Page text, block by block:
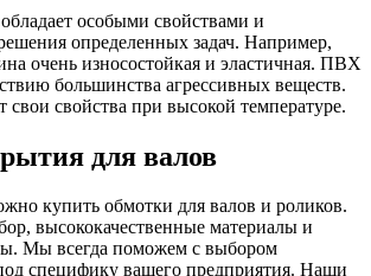
особыми свойствами и
определенных задач. Например,
очень износостойкая и эластичная. ПВХ
большинства агрессивных веществ.
свои свойства при высокой температуре.
для валов
купить обмотки для валов и роликов.
высококачественные материалы и
Мы всегда поможем с выбором
специфику вашего предприятия. Наши